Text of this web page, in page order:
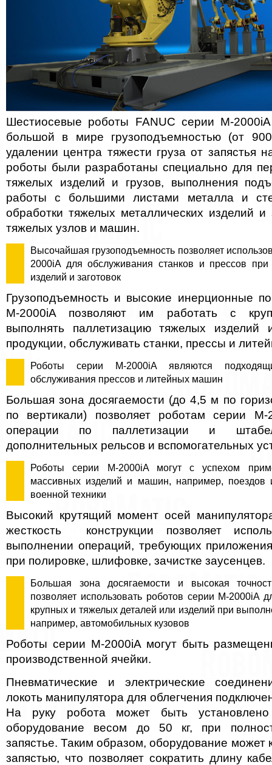
Шестиосевые роботы FANUC серии M-
большой в мире грузоподъемностью (от
удалении центра тяжести груза от запястья
роботы были разработаны специально для
тяжелых изделий и грузов, выполнения
работы с большими листами металла и
обработки тяжелых металлических изделий и
тяжелых узлов и машин.
Высочайшая грузоподъемность позволяет
2000iA для обслуживания станков и прессов
изделий и заготовок
Грузоподъемность и высокие инерционные
M-2000iA позволяют им работать с
выполнять паллетизацию тяжелых изделий
продукции, обслуживать станки, прессы и
Роботы серии M-2000iA являются
обслуживания прессов и литейных машин
Большая зона досягаемости (до 4,5 м по
по вертикали) позволяет роботам серии M-
операции по паллетизации и
дополнительных рельсов и вспомогательных
Роботы серии M-2000iA могут с успехом
массивных изделий и машин, например, поездов
военной техники
Высокий крутящий момент осей
жесткость конструкции позволяет
выполнении операций, требующих
при полировке, шлифовке, зачистке заусенцев.
Большая зона досягаемости и высокая
позволяет использовать роботов серии M-2000iA
крупных и тяжелых деталей или изделий при
например, автомобильных кузовов
Роботы серии M-2000iA могут быть
производственной ячейки.
Пневматические и электрические
локоть манипулятора для облегчения
На руку робота может быть установлено
оборудование весом до 50 кг, при
запястье. Таким образом, оборудование может
запястью, что позволяет сократить длину